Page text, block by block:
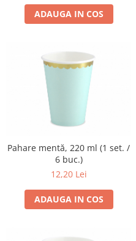
ADAUGA IN COS
Pahare mentă, 220 ml (1 set. /
6 buc.)
12,20 Lei
ADAUGA IN COS